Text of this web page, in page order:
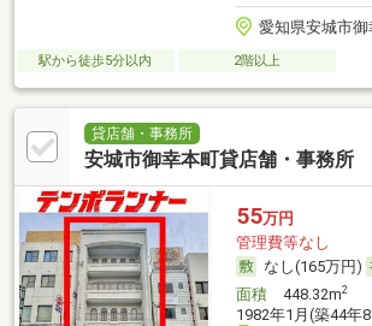
愛知県安城市御
駅から徒歩5分以内 2階以上
貸店舗・事務所
安城市御幸本町貸店舗・事務所
55万円
管理費等なし
なし(165万円)
面積448.32m2
1982年1月(築44年